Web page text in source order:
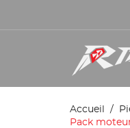
Accueil
Pack moteur